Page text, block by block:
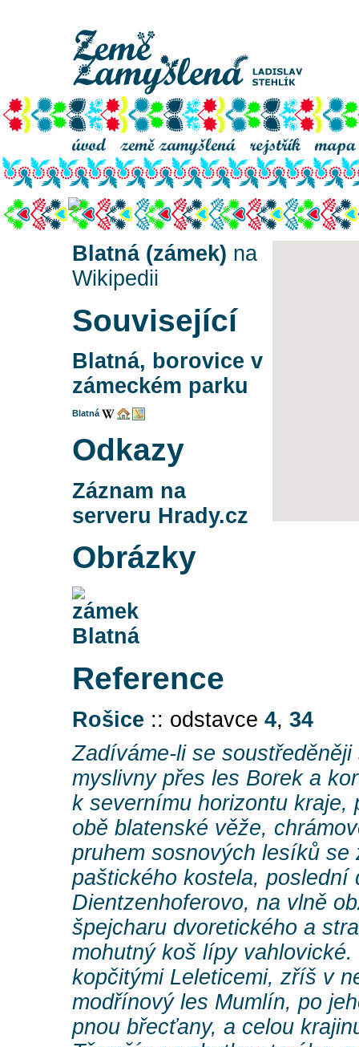
Blatná (zámek) na
Wikipedii
Související
Blatná, borovice v
zámeckém parku
Blatná
Odkazy
Záznam na
serveru Hrady.cz
Obrázky
Reference
Rošice :: odstavce 4, 34
Zadíváme-li se
myslivny přes les Borek a
k severnímu horizontu kraje,
obě blatenské věže,
pruhem sosnových lesíků se
paštického kostela, poslední
Dientzenhoferovo, na vlně
špejcharu dvoretického a
mohutný koš lípy vahlovické.
kopčitými Leleticemi, zříš v
modřínový les Mumlín, po
pnou břecťany, a celou